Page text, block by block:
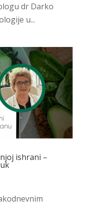
dr Darko
u...
ishrani –